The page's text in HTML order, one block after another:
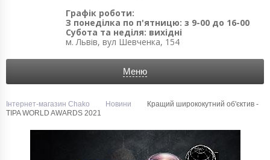
Графік роботи:
З понеділка по п'ятницю: з 9-00 до 16-00
Субота та неділя: вихідні
м. Львів, вул Шевченка, 154
Меню
Інтернет-магазин Chako Новини
Кращий ширококутний об'єктив -
TIPA WORLD AWARDS 2021